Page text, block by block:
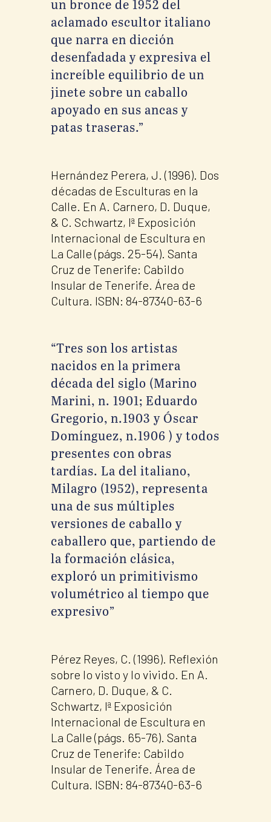
un bronce de 1952 del
aclamado escultor italiano
que narra en dicción
desenfadada y expresiva el
increíble equilibrio de un
jinete sobre un caballo
apoyado en sus ancas y
patas traseras.”
Hernández Perera, J. (1996). Dos
décadas de Esculturas en la
Calle. En A. Carnero, D. Duque,
& C. Schwartz, Iª Exposición
Internacional de Escultura en
La Calle (págs. 25-54). Santa
Cruz de Tenerife: Cabildo
Insular de Tenerife. Área de
Cultura. ISBN: 84-87340-63-6
“Tres son los artistas
nacidos en la primera
década del siglo (Marino
Marini, n. 1901; Eduardo
Gregorio, n.1903 y Óscar
Domínguez, n.1906 ) y todos
presentes con obras
tardías. La del italiano,
Milagro (1952), representa
una de sus múltiples
versiones de caballo y
caballero que, partiendo de
la formación clásica,
exploró un primitivismo
volumétrico al tiempo que
expresivo”
Pérez Reyes, C. (1996). Reflexión
sobre lo visto y lo vivido. En A.
Carnero, D. Duque, & C.
Schwartz, Iª Exposición
Internacional de Escultura en
La Calle (págs. 65-76). Santa
Cruz de Tenerife: Cabildo
Insular de Tenerife. Área de
Cultura. ISBN: 84-87340-63-6